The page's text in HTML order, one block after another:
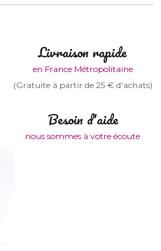
Livraison rapide
en France Métropolitaine
(Gratuite à partir de 25 € d'achats)
Besoin d'aide
nous sommes à votre écoute